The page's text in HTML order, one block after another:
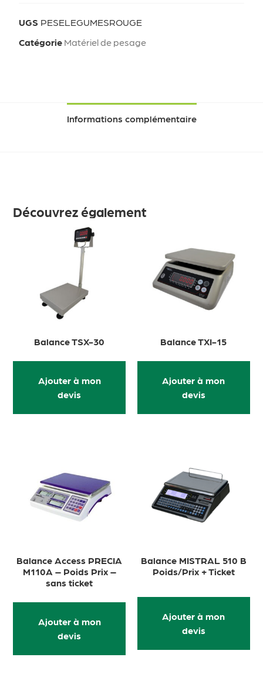
UGS PESELEGUMESROUGE
Catégorie Matériel de pesage
Informations complémentaire
Découvrez également
Balance TSX-30
Ajouter à mon
devis
Balance TXI-15
Ajouter à mon
devis
Balance Access PRECIA
M110A – Poids Prix –
sans ticket
Ajouter à mon
devis
Balance MISTRAL 510 B
Poids/Prix + Ticket
Ajouter à mon
devis